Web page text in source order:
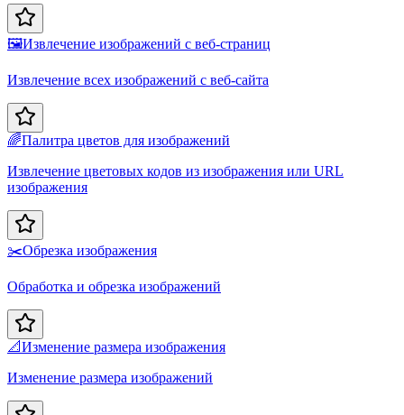
🖼️Извлечение изображений с веб-страниц
Извлечение всех изображений с веб-сайта
🌈Палитра цветов для изображений
Извлечение цветовых кодов из изображения или URL
изображения
✂️Обрезка изображения
Обработка и обрезка изображений
📐Изменение размера изображения
Изменение размера изображений